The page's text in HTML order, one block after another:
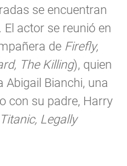
se encuentran
. El actor se reunió en
de Firefly,
The Killing), quien
Bianchi, una
con su padre, Harry
Titanic, Legally